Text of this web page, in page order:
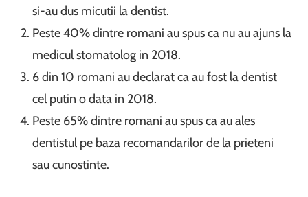
si-au dus micutii la dentist.
Peste 40% dintre romani au spus ca nu au ajuns la
medicul stomatolog in 2018.
6 din 10 romani au declarat ca au fost la dentist
cel putin o data in 2018.
Peste 65% dintre romani au spus ca au ales
dentistul pe baza recomandarilor de la prieteni
sau cunostinte.